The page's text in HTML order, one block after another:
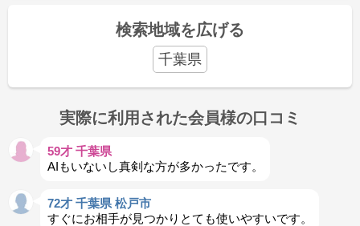
検索地域を広げる
千葉県
実際に利用された会員様の口コミ
59才 千葉県
AIもいないし真剣な方が多かったです。
72才 千葉県 松戸市
すぐにお相手が見つかりとても使いやすいです。